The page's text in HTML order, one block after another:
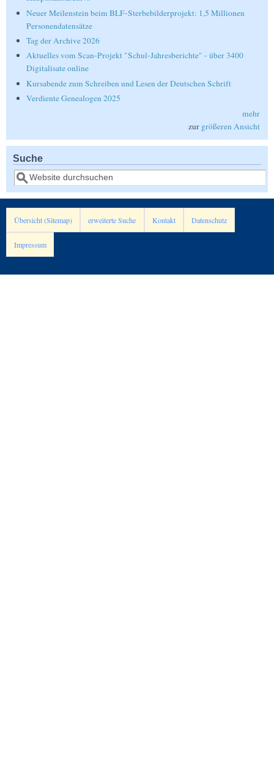
Neuer Meilenstein beim BLF-Sterbebilderprojekt: 1,5 Millionen
Personendatensätze
Tag der Archive 2026
Aktuelles vom Scan-Projekt "Schul-Jahresberichte" - über 3400
Digitalisate online
Kursabende zum Schreiben und Lesen der Deutschen Schrift
Verdiente Genealogen 2025
mehr
zur größeren Ansicht
Suche
Suche
Übersicht (Sitemap) erweiterte Suche Kontakt Datenschutz
Impressum